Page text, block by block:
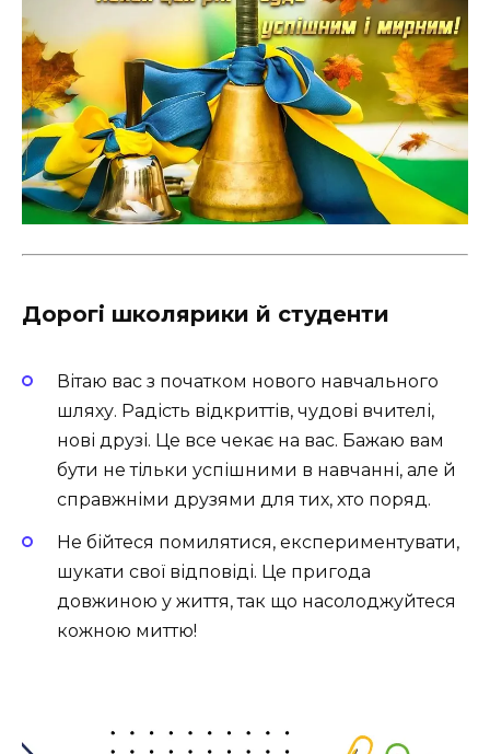
Дорогі школярики й студенти
Вітаю вас з початком нового навчального
шляху. Радість відкриттів, чудові вчителі,
нові друзі. Це все чекає на вас. Бажаю вам
бути не тільки успішними в навчанні, але й
справжніми друзями для тих, хто поряд.
Не бійтеся помилятися, експериментувати,
шукати свої відповіді. Це пригода
довжиною у життя, так що насолоджуйтеся
кожною миттю!